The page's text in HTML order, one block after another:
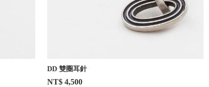
DD 雙圈耳針
NT$ 4,500